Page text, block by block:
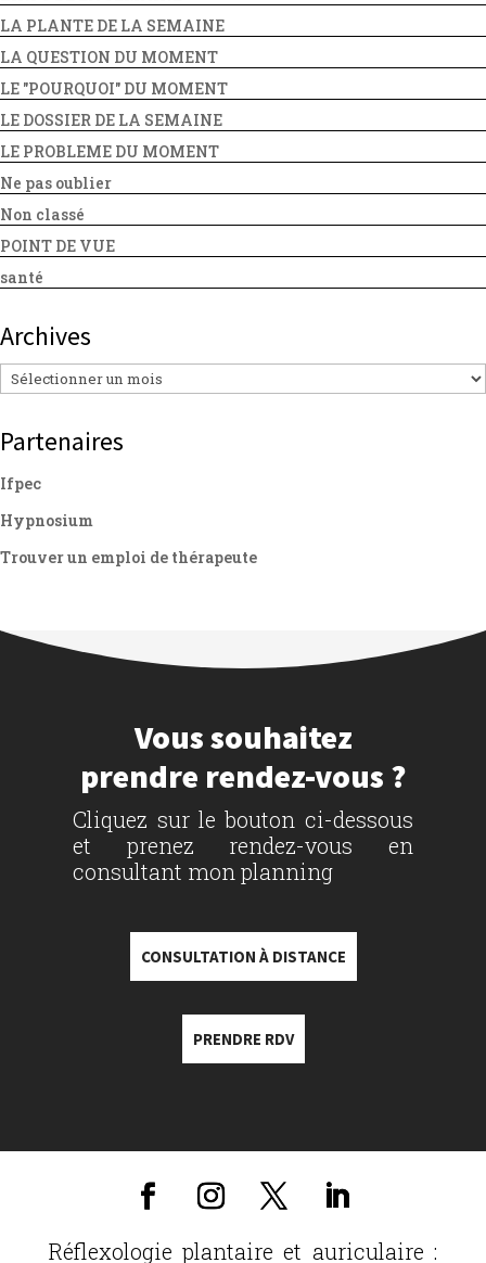
LA PLANTE DE LA SEMAINE
LA QUESTION DU MOMENT
LE "POURQUOI" DU MOMENT
LE DOSSIER DE LA SEMAINE
LE PROBLEME DU MOMENT
Ne pas oublier
Non classé
POINT DE VUE
santé
Archives
Archives
Partenaires
Ifpec
Hypnosium
Trouver un emploi de thérapeute
Vous souhaitez
prendre rendez-vous ?
Cliquez sur le bouton ci-dessous
et prenez rendez-vous en
consultant mon planning
CONSULTATION À DISTANCE
PRENDRE RDV
Réflexologie plantaire et auriculaire :